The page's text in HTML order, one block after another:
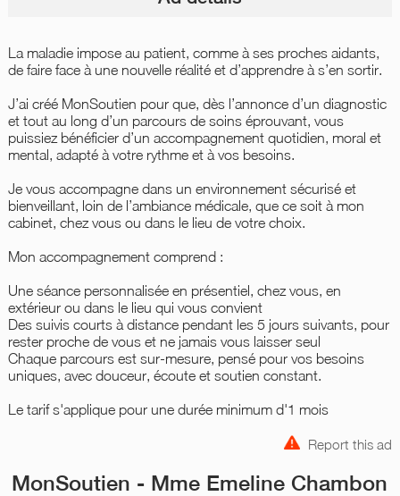
La maladie impose au patient, comme à ses proches aidants,
de faire face à une nouvelle réalité et d’apprendre à s’en sortir.
J’ai créé MonSoutien pour que, dès l’annonce d’un diagnostic
et tout au long d’un parcours de soins éprouvant, vous
puissiez bénéficier d’un accompagnement quotidien, moral et
mental, adapté à votre rythme et à vos besoins.
Je vous accompagne dans un environnement sécurisé et
bienveillant, loin de l’ambiance médicale, que ce soit à mon
cabinet, chez vous ou dans le lieu de votre choix.
Mon accompagnement comprend :
Une séance personnalisée en présentiel, chez vous, en
extérieur ou dans le lieu qui vous convient
Des suivis courts à distance pendant les 5 jours suivants, pour
rester proche de vous et ne jamais vous laisser seul
Chaque parcours est sur-mesure, pensé pour vos besoins
uniques, avec douceur, écoute et soutien constant.
Le tarif s'applique pour une durée minimum d'1 mois
Report this ad
MonSoutien - Mme Emeline Chambon